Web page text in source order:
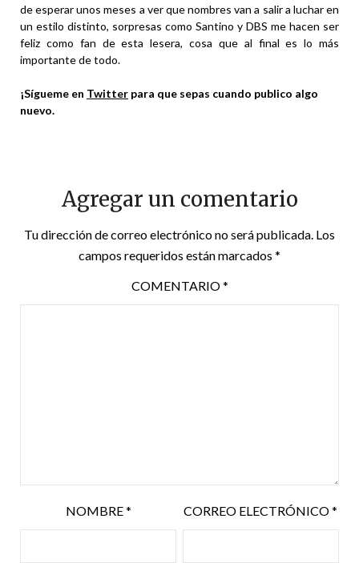
de esperar unos meses a ver que nombres van a salir a luchar en
un estilo distinto, sorpresas como Santino y DBS me hacen ser
feliz como fan de esta lesera, cosa que al final es lo más
importante de todo.
¡Sígueme en Twitter para que sepas cuando publico algo
nuevo.
Agregar un comentario
Tu dirección de correo electrónico no será publicada. Los
campos requeridos están marcados *
COMENTARIO*
NOMBRE* CORREO ELECTRÓNICO*